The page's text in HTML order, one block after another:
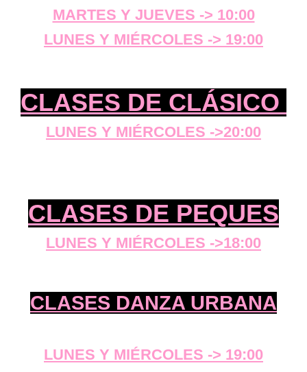
MARTES Y JUEVES -> 10:00
LUNES Y MIÉRCOLES -> 19:00
CLASES DE CLÁSICO
LUNES Y MIÉRCOLES ->20:00
CLASES DE PEQUES
LUNES Y MIÉRCOLES ->18:00
CLASES DANZA URBANA
LUNES Y MIÉRCOLES -> 19:00